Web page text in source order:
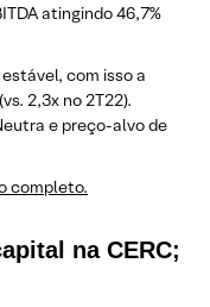
atingindo 46,7%
com isso a
2,3x no 2T22).
e preço-alvo de
completo.
na CERC;